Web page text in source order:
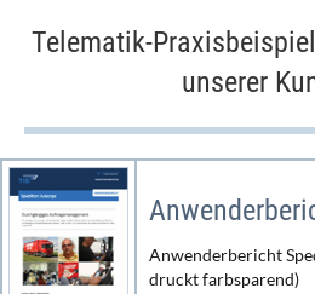
Telematik-
unserer
Anwenderbericht
druckt farbsparend)